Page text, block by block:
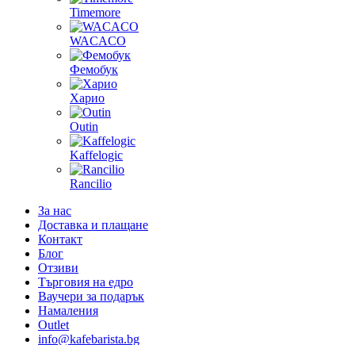
Timemore
WACACO
Фемобук
Харио
Outin
Kaffelogic
Rancilio
За нас
Доставка и плащане
Контакт
Блог
Отзиви
Търговия на едро
Ваучери за подарък
Намаления
Outlet
info@kafebarista.bg